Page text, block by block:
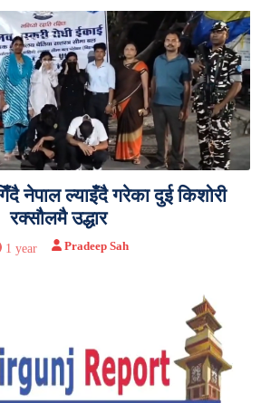
नेपाल ल्याइँदै गरेका दुई किशोरी
रक्सौलमै उद्धार
1 year Pradeep Sah